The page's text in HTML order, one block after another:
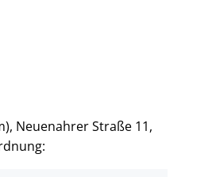
Neuenahrer Straße 11,